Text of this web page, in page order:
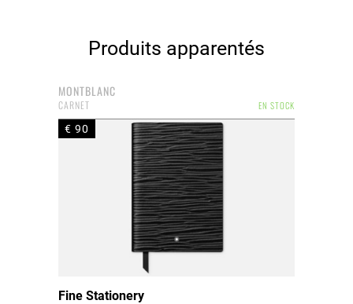
Produits apparentés
MONTBLANC
EN STOCK
CARNET
€ 90
Fine Stationery